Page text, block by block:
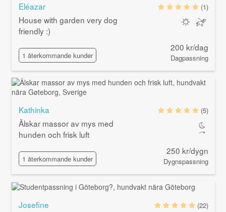
Eléazar
House with garden very dog
friendly :)
1 återkommande kunder
(1)
200 kr/dag
Dagpassning
Kathinka
Älskar massor av mys med
hunden och frisk luft
1 återkommande kunder
(5)
250 kr/dygn
Dygnspassning
Josefine
(22)